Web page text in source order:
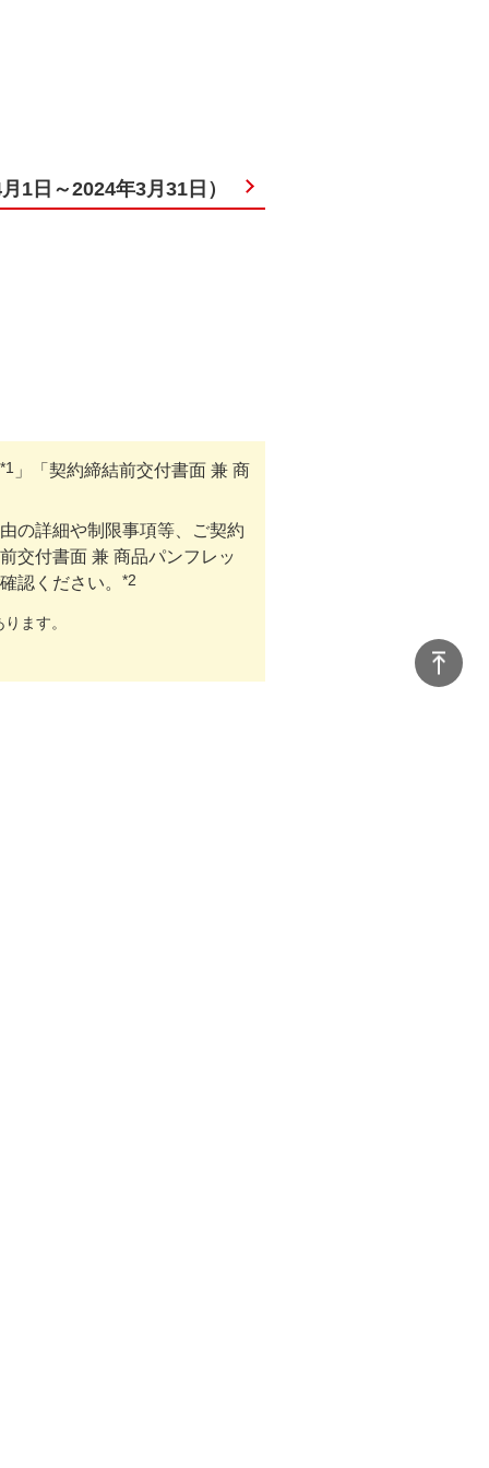
1日～2024年3月31日）
*1 」「契約締結前交付書面 兼 商
の詳細や制限事項等、ご契約
交付書面 兼 商品パンフレッ
認ください。 *2
ます。